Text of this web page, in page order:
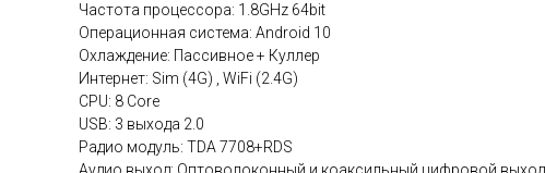
Частота процессора: 1.8GHz 64bit
Операционная система: Android 10
Охлаждение: Пассивное + Куллер
Интернет: Sim (4G) , WiFi (2.4G)
CPU: 8 Core
USB: 3 выхода 2.0
Радио модуль: TDA 7708+RDS